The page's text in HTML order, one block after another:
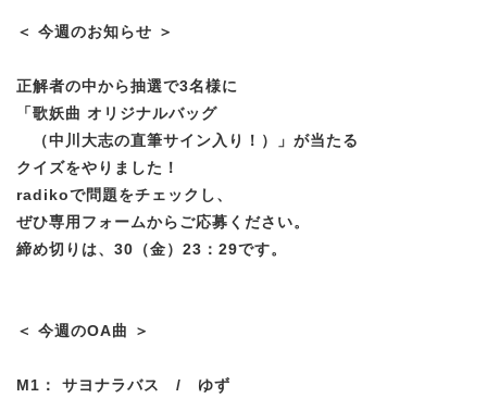
＜ 今週のお知らせ ＞
正解者の中から抽選で3名様に
「歌妖曲 オリジナルバッグ
（中川大志の直筆サイン入り！）」が当たる
クイズをやりました！
radikoで問題をチェックし、
ぜひ専用フォームからご応募ください。
締め切りは、 30（金）23：29です。
＜ 今週のOA曲 ＞
M1： サヨナラバス / ゆず